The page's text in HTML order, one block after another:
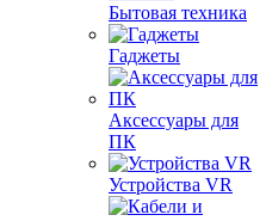
Бытовая техника
Гаджеты
Аксессуары для
ПК
Устройства VR